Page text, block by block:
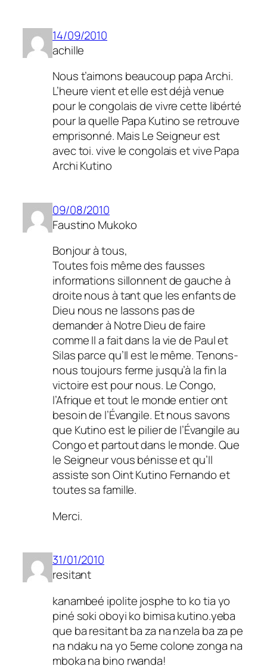
14/09/2010
achille
Nous t’aimons beaucoup papa Archi.
L’heure vient et elle est déjà venue
pour le congolais de vivre cette libérté
pour la quelle Papa Kutino se retrouve
emprisonné. Mais Le Seigneur est
avec toi. vive le congolais et vive Papa
Archi Kutino
09/08/2010
Faustino Mukoko
Bonjour à tous,
Toutes fois même des fausses
informations sillonnent de gauche à
droite nous à tant que les enfants de
Dieu nous ne lassons pas de
demander à Notre Dieu de faire
comme Il a fait dans la vie de Paul et
Silas parce qu’Il est le même. Tenons-
nous toujours ferme jusqu’à la fin la
victoire est pour nous. Le Congo,
l’Afrique et tout le monde entier ont
besoin de l’Évangile. Et nous savons
que Kutino est le pilier de l’Évangile au
Congo et partout dans le monde. Que
le Seigneur vous bénisse et qu’Il
assiste son Oint Kutino Fernando et
toutes sa famille.
Merci.
31/01/2010
resitant
kanambeé ipolite josphe to ko tia yo
piné soki oboyi ko bimisa kutino.yeba
que ba resitant ba za na nzela ba za pe
na ndaku na yo 5eme colone zonga na
mboka na bino rwanda!